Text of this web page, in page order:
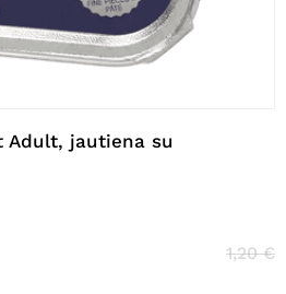
Adult, jautiena su
1,20€